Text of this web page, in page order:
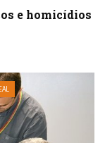
e homicídios